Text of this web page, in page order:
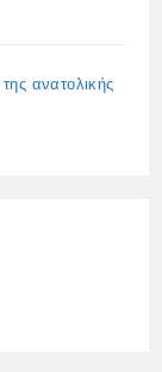
της ανατολικής